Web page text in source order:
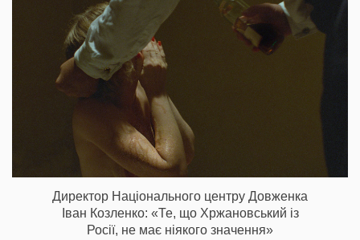
Директор Національного центру Довженка
Іван Козленко: «Те, що Хржановський із
Росії, не має ніякого значення»